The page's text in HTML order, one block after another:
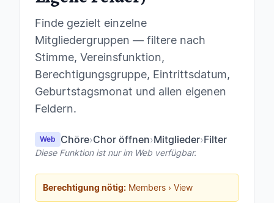
Finde gezielt einzelne
Mitgliedergruppen — filtere nach
Stimme, Vereinsfunktion,
Berechtigungsgruppe, Eintrittsdatum,
Geburtstagsmonat und allen eigenen
Feldern.
Web Chöre›Chor öffnen›Mitglieder›Filter
Diese Funktion ist nur im Web verfügbar.
Berechtigung nötig: Members › View